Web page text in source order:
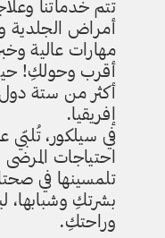
تتم خدماتنا
أمراض
مهارات عالية
أقرب وحولكِ!
أكثر من ستة
إفريقيا.
في سيلكور،
احتياجات المرضى
تلمسينها في
بشرتكِ وشبابها،
وراحتكِ.